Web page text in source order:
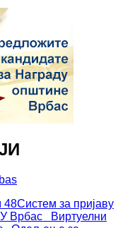
48Систем за пријаву
Врбас
Виртуелни